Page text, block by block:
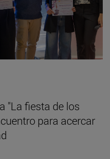
"La fiesta de los
para acercar